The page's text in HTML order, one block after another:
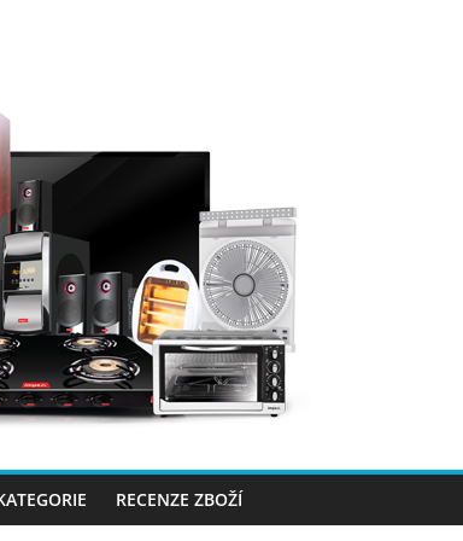
RECENZE ZBOŽÍ